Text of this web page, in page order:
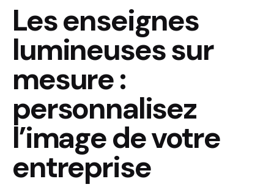
Les enseignes
lumineuses sur
mesure :
personnalisez
l’image de votre
entreprise